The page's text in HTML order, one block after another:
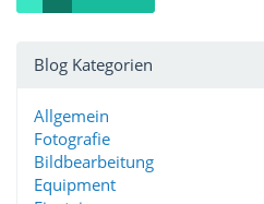
Blog Kategorien
Allgemein
Fotografie
Bildbearbeitung
Equipment